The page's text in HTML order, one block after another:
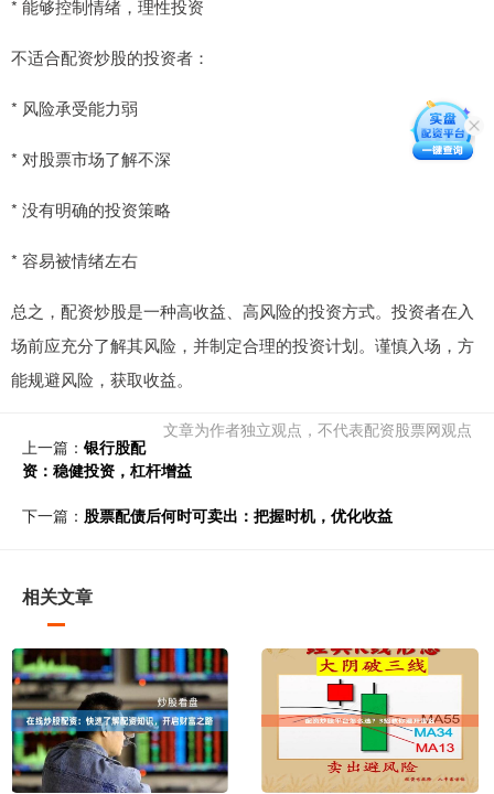
* 能够控制情绪，理性投资
不适合配资炒股的投资者：
* 风险承受能力弱
* 对股票市场了解不深
* 没有明确的投资策略
* 容易被情绪左右
总之，配资炒股是一种高收益、高风险的投资方式。投资者在入
场前应充分了解其风险，并制定合理的投资计划。谨慎入场，方
能规避风险，获取收益。
文章为作者独立观点，不代表配资股票网观点
上一篇： 银行股配
资：稳健投资，杠杆增益
下一篇： 股票配债后何时可卖出：把握时机，优化收益
相关文章